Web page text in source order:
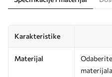
Karakteristike
Materijal